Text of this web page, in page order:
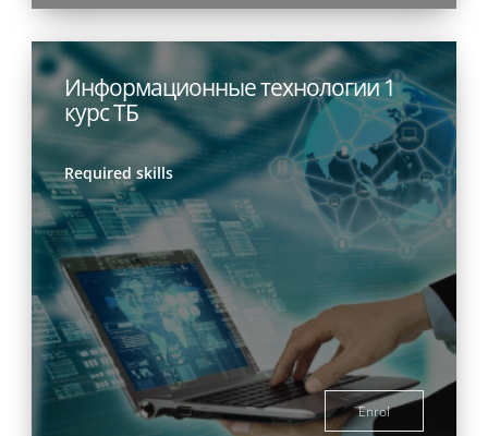
Информационные технологии 1
курс ТБ
Required skills
Enrol